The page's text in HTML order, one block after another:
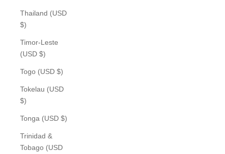
Thailand (USD
$)
Timor-Leste
(USD $)
Togo (USD $)
Tokelau (USD
$)
Tonga (USD $)
Trinidad &
Tobago (USD